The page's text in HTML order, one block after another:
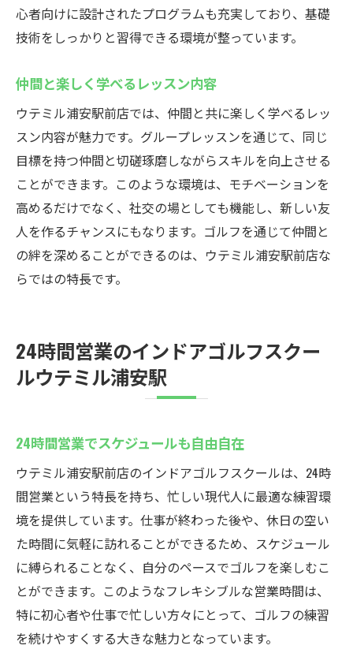
心者向けに設計されたプログラムも充実しており、基礎
技術をしっかりと習得できる環境が整っています。
仲間と楽しく学べるレッスン内容
ウテミル浦安駅前店では、仲間と共に楽しく学べるレッ
スン内容が魅力です。グループレッスンを通じて、同じ
目標を持つ仲間と切磋琢磨しながらスキルを向上させる
ことができます。このような環境は、モチベーションを
高めるだけでなく、社交の場としても機能し、新しい友
人を作るチャンスにもなります。ゴルフを通じて仲間と
の絆を深めることができるのは、ウテミル浦安駅前店な
らではの特長です。
24時間営業のインドアゴルフスクー
ルウテミル浦安駅
24時間営業でスケジュールも自由自在
ウテミル浦安駅前店のインドアゴルフスクールは、24時
間営業という特長を持ち、忙しい現代人に最適な練習環
境を提供しています。仕事が終わった後や、休日の空い
た時間に気軽に訪れることができるため、スケジュール
に縛られることなく、自分のペースでゴルフを楽しむこ
とができます。このようなフレキシブルな営業時間は、
特に初心者や仕事で忙しい方々にとって、ゴルフの練習
を続けやすくする大きな魅力となっています。